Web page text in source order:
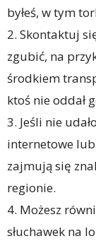
byłeś, w tym
2. Skontaktuj
zgubić, na
środkiem
ktoś nie oddał
3. Jeśli nie
internetowe
zajmują się
regionie.
4. Możesz
słuchawek na